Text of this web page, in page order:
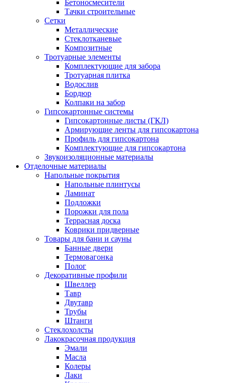
Бетоносмесители
Тачки строительные
Сетки
Металлические
Стеклотканевые
Композитные
Тротуарные элементы
Комплектующие для забора
Тротуарная плитка
Водослив
Бордюр
Колпаки на забор
Гипсокартонные системы
Гипсокартонные листы (ГКЛ)
Армирующие ленты для гипсокартона
Профиль для гипсокартона
Комплектующие для гипсокартона
Звукоизоляционные материалы
Отделочные материалы
Напольные покрытия
Напольные плинтусы
Ламинат
Подложки
Порожки для пола
Террасная доска
Коврики придверные
Товары для бани и сауны
Банные двери
Термовагонка
Полог
Декоративные профили
Швеллер
Тавр
Двутавр
Трубы
Штанги
Стеклохолсты
Лакокрасочная продукция
Эмали
Масла
Колеры
Лаки